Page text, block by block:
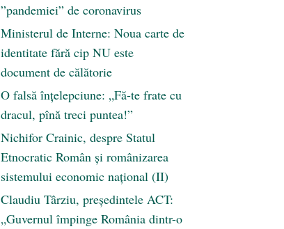
”pandemiei” de coronavirus
Ministerul de Interne: Noua carte de
identitate fără cip NU este
document de călătorie
O falsă înțelepciune: „Fă-te frate cu
dracul, pînă treci puntea!”
Nichifor Crainic, despre Statul
Etnocratic Român şi românizarea
sistemului economic naţional (II)
Claudiu Târziu, președintele ACT:
„Guvernul împinge România dintr-o